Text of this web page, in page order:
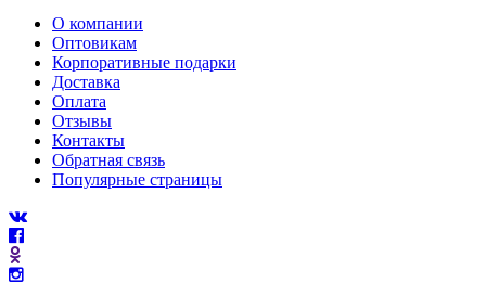
О компании
Оптовикам
Корпоративные подарки
Доставка
Оплата
Отзывы
Контакты
Обратная связь
Популярные страницы